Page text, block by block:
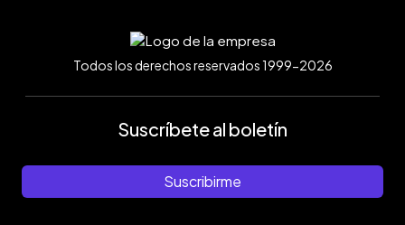
Todos los derechos reservados 1999-2026
Suscríbete al boletín
Suscribirme